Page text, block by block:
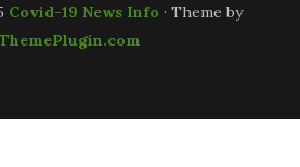
Covid-19 News Info · Theme by